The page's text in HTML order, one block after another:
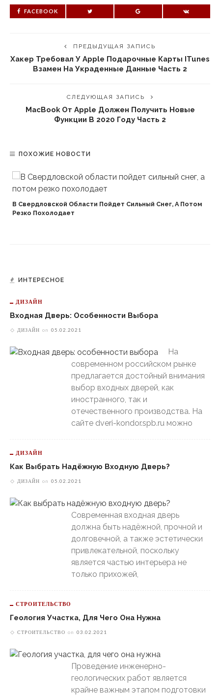
FACEBOOK
ПРЕДЫДУЩАЯ ЗАПИСЬ
Хакер Требовал У Apple Подарочные Карты ITunes
Взамен На Украденные Данные Часть 2
СЛЕДУЮЩАЯ ЗАПИСЬ
MacBook От Apple Должен Получить Новые
Функции В 2020 Году Часть 2
ПОХОЖИЕ НОВОСТИ
В Свердловской Области Пойдет Сильный Снег, А Потом
Резко Похолодает
ИНТЕРЕСНОЕ
ДИЗАЙН
Входная Дверь: Особенности Выбора
ДИЗАЙН on 05.02.2021
На
современном российском рынке
предлагается достойный внимания
выбор входных дверей, как
иностранного, так и
отечественного производства. На
сайте dveri-kondor.spb.ru можно
ДИЗАЙН
Как Выбрать Надёжную Входную Дверь?
ДИЗАЙН on 05.02.2021
Современная входная дверь
должна быть надёжной, прочной и
долговечной, а также эстетически
привлекательной, поскольку
является частью интерьера не
только прихожей,
СТРОИТЕЛЬСТВО
Геология Участка, Для Чего Она Нужна
СТРОИТЕЛЬСТВО on 03.02.2021
Проведение инженерно-
геологических работ является
крайне важным этапом подготовки